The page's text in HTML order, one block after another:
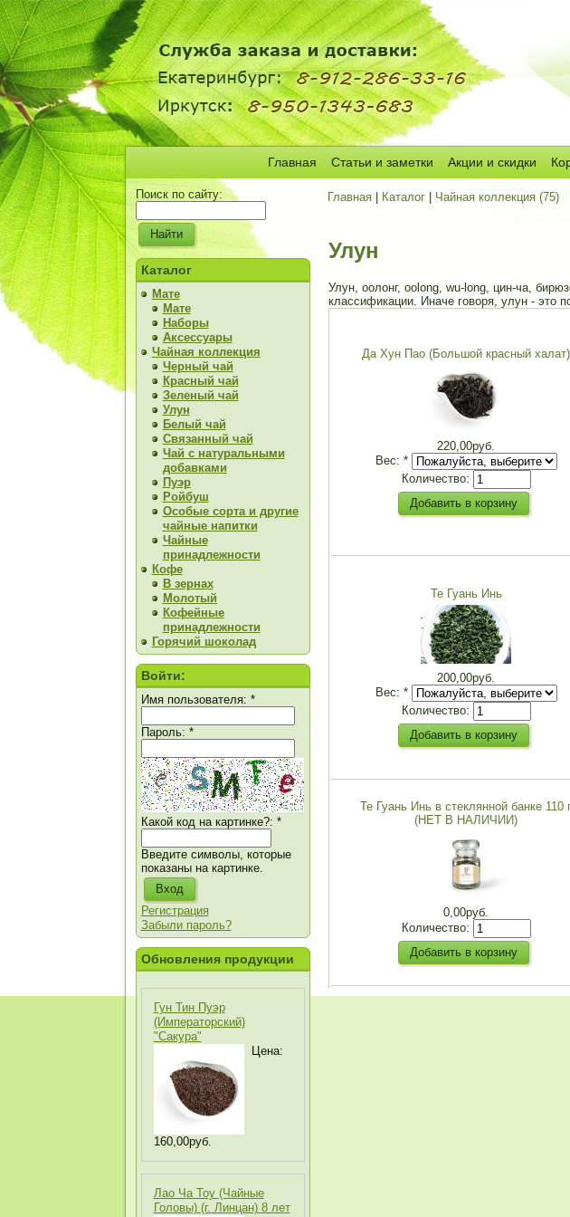
Главная Статьи и заметки Акции и скидки
Поиск по сайту:
Каталог
Мате
Мате
Наборы
Аксессуары
Чайная коллекция
Черный чай
Красный чай
Зеленый чай
Улун
Белый чай
Связанный чай
Чай с натуральными
добавками
Пуэр
Ройбуш
Особые сорта и другие
чайные напитки
Чайные
принадлежности
Кофе
В зернах
Молотый
Кофейные
принадлежности
Горячий шоколад
Войти:
Имя пользователя: *
Пароль: *
Какой код на картинке?: *
Введите символы, которые
показаны на картинке.
Регистрация
Забыли пароль?
Обновления продукции
Гун Тин Пуэр
(Императорский)
"Сакура"
Цена:
160,00руб.
Лао Ча Тоу (Чайные
Головы) (г. Линцан) 8 лет
Главная| Каталог| Чайная коллекция (75)
Улун
Улун, оолонг, oolong, wu-long, цин-ча,
классификации. Иначе говоря, улун - это
Да Хун Пао (Большой красный халат)
220,00руб.
Вес: *
Количество:
Те Гуань Инь
200,00руб.
Вес: *
Количество:
Те Гуань Инь в стеклянной банке 110
(НЕТ В НАЛИЧИИ)
0,00руб.
Количество: